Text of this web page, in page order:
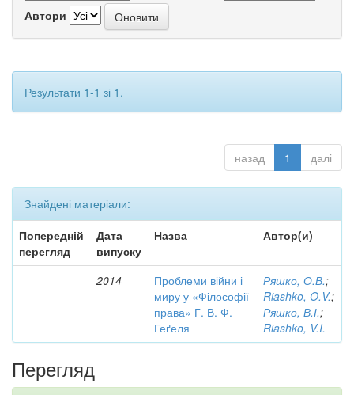
Автори
Результати 1-1 зі 1.
назад 1 далі
Знайдені матеріали:
Попередній
перегляд
Дата
випуску
Назва Автор(и)
2014
Проблеми війни і
миру у «Філософії
права» Г. В. Ф.
Геґеля
Ряшко, О.В.;
Riashko, O.V.;
Ряшко, В.І.;
Riashko, V.I.
Перегляд